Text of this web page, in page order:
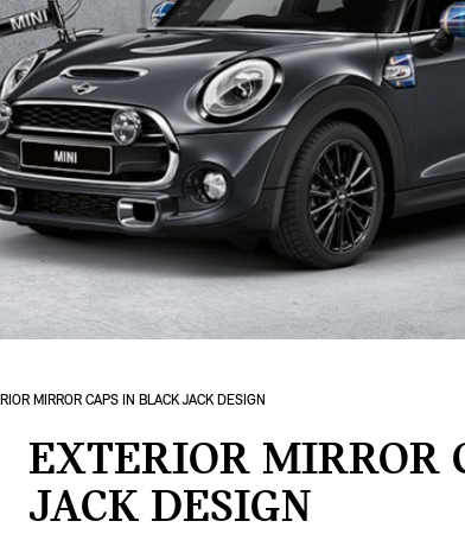
MIRROR CAPS IN BLACK JACK DESIGN
EXTERIOR MIRROR
JACK DESIGN